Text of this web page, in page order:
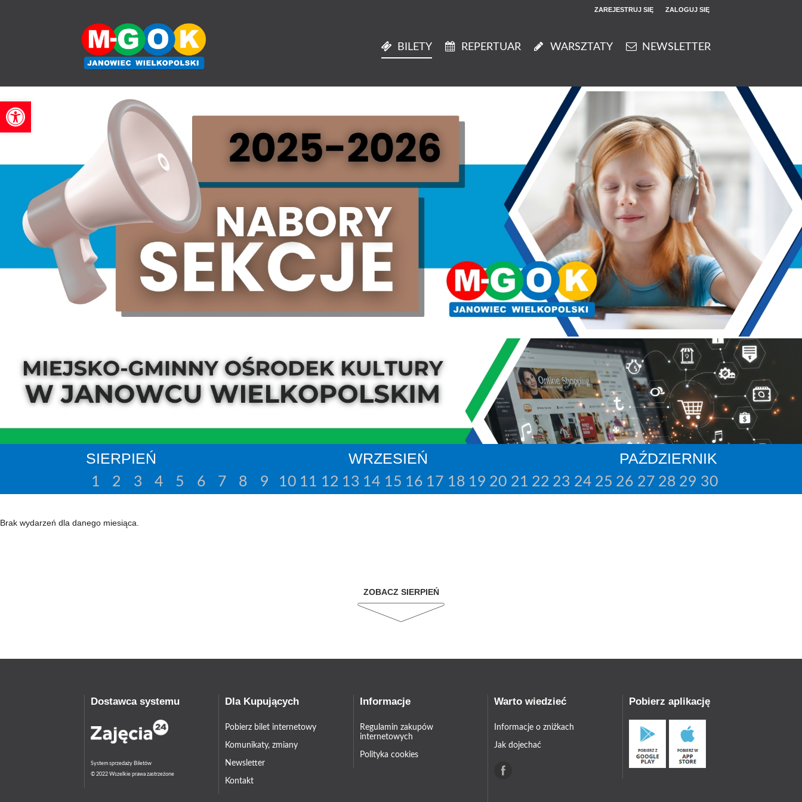
Otwórz pasek narzędzi
'
ZAREJESTRUJ SIĘ ZALOGUJ SIĘ
14 51
BILETY REPERTUAR WARSZTATY NEWSLETTER
SIERPIEŃ WRZESIEŃ PAŹDZIERNIK
1 2 3 4 5 6 7 8 9 10 11 12 13 14 15 16 17 18 19 20 21 22 23 24 25 26 27 28 29 30
Brak wydarzeń dla danego miesiąca.
ZOBACZ SIERPIEŃ
Dostawca systemu
System sprzedaży Biletów
© 2022 Wszelkie prawa zastrzeżone
Dla Kupujących
Pobierz bilet internetowy
Komunikaty, zmiany
Newsletter
Kontakt
Informacje
Regulamin zakupów
internetowych
Polityka cookies
Warto wiedzieć
Informacje o zniżkach
Jak dojechać
Pobierz aplikację